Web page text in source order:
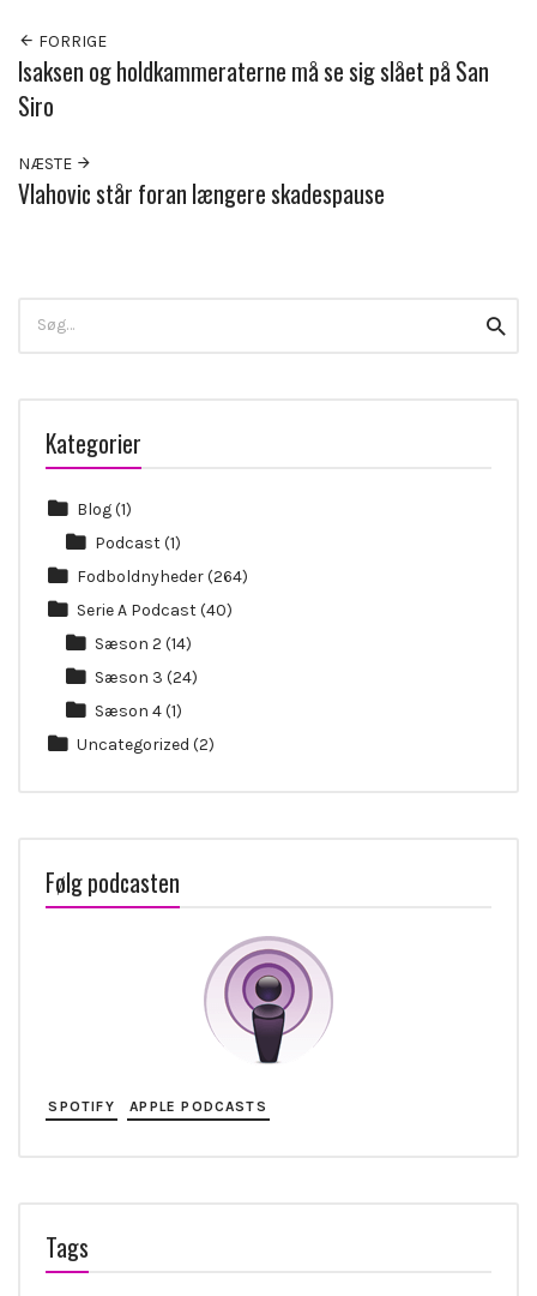
FORRIGE
Isaksen og holdkammeraterne må se sig slået på San
Siro
NÆSTE
Vlahovic står foran længere skadespause
for:
Kategorier
Blog(1)
Podcast(1)
Fodboldnyheder(264)
Serie A Podcast(40)
Sæson 2 (14)
Sæson 3 (24)
Sæson 4(1)
Uncategorized (2)
Følg podcasten
SPOTIFY APPLE PODCASTS
Tags